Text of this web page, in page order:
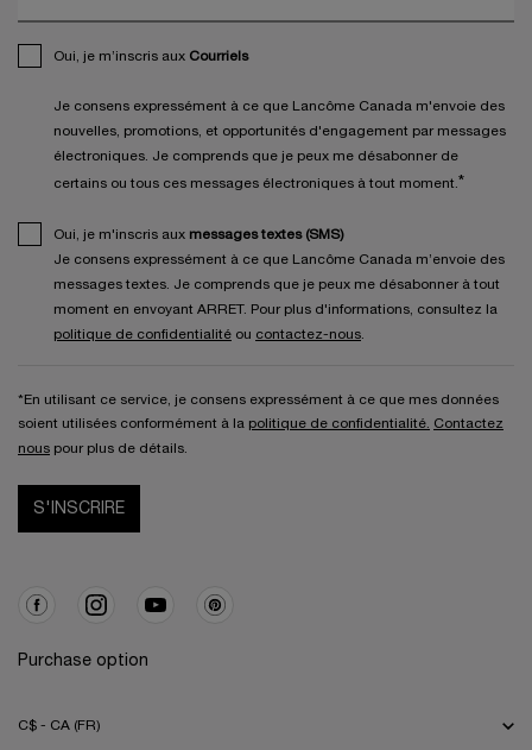
Oui, je m’inscris aux Courriels
Je consens expressément à ce que Lancôme Canada m'envoie des
nouvelles, promotions, et opportunités d'engagement par messages
électroniques. Je comprends que je peux me désabonner de
certains ou tous ces messages électroniques à tout moment.*
Oui, je m'inscris aux messages textes (SMS)
Je consens expressément à ce que Lancôme Canada m’envoie des
messages textes. Je comprends que je peux me désabonner à tout
moment en envoyant ARRET. Pour plus d'informations, consultez la
politique de confidentialité ou contactez-nous.
*En utilisant ce service, je consens expressément à ce que mes données
soient utilisées conformément à la politique de confidentialité. Contactez
nous pour plus de détails.
S'INSCRIRE
Purchase option
C$ - CA (FR)